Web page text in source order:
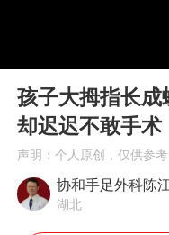
Play
孩子大拇指长
却迟迟不敢手术
声明：个人原创，仅供参考
协和手足外科陈
湖北